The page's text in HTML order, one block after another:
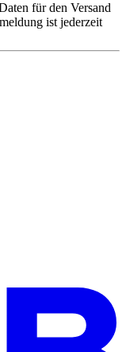
für den Versand
ist jederzeit